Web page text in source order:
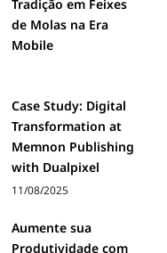
Tradição em Feixes
de Molas na Era
Mobile
Case Study: Digital
Transformation at
Memnon Publishing
with Dualpixel
11/08/2025
Aumente sua
Produtividade com